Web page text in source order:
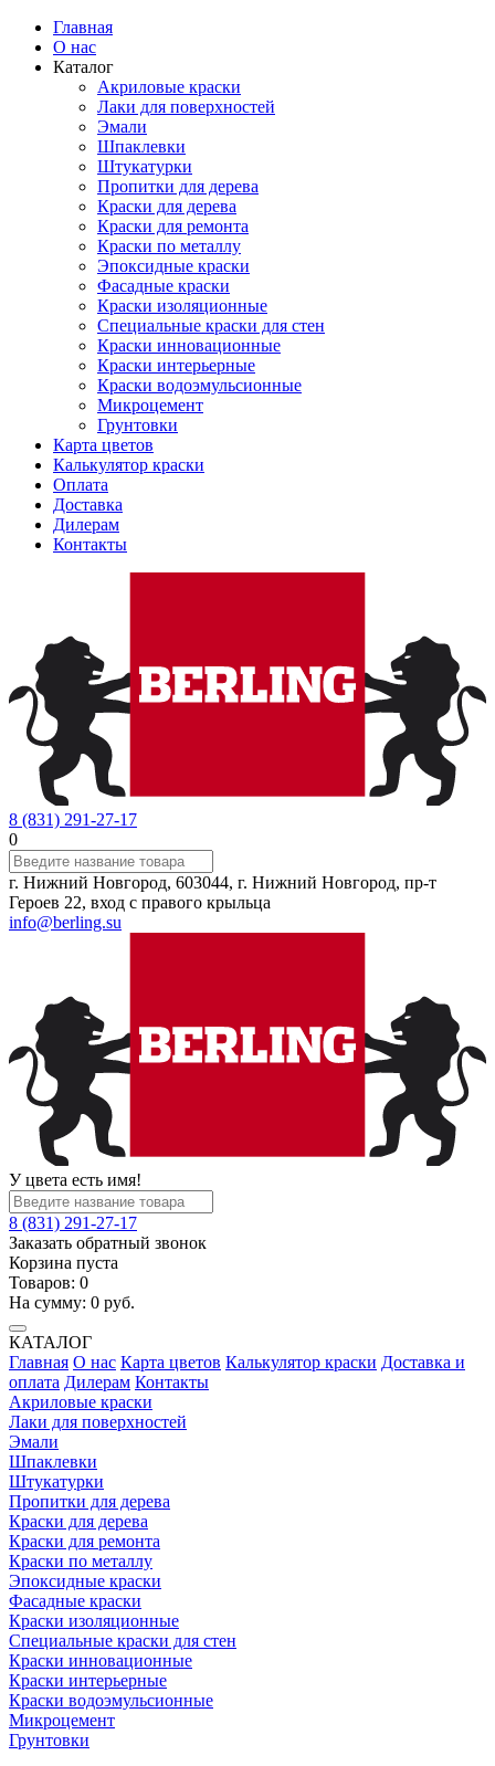
Главная
О нас
Каталог
Акриловые краски
Лаки для поверхностей
Эмали
Шпаклевки
Штукатурки
Пропитки для дерева
Краски для дерева
Краски для ремонта
Краски по металлу
Эпоксидные краски
Фасадные краски
Краски изоляционные
Специальные краски для стен
Краски инновационные
Краски интерьерные
Краски водоэмульсионные
Микроцемент
Грунтовки
Карта цветов
Калькулятор краски
Оплата
Доставка
Дилерам
Контакты
8 (831) 291-27-17
0
г. Нижний Новгород, 603044, г. Нижний Новгород, пр-т
Героев 22, вход с правого крыльца
info@berling.su
У цвета есть имя!
8 (831) 291-27-17
Заказать обратный звонок
Корзина пуста
Товаров: 0
На сумму: 0 руб.
КАТАЛОГ
Главная О нас Карта цветов Калькулятор краски Доставка и
оплата Дилерам Контакты
Акриловые краски
Лаки для поверхностей
Эмали
Шпаклевки
Штукатурки
Пропитки для дерева
Краски для дерева
Краски для ремонта
Краски по металлу
Эпоксидные краски
Фасадные краски
Краски изоляционные
Специальные краски для стен
Краски инновационные
Краски интерьерные
Краски водоэмульсионные
Микроцемент
Грунтовки